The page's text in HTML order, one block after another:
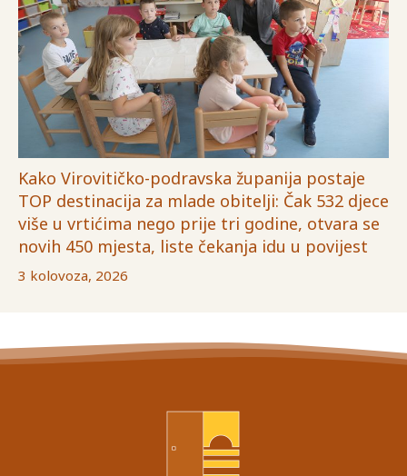
Kako Virovitičko-podravska županija postaje
TOP destinacija za mlade obitelji: Čak 532 djece
više u vrtićima nego prije tri godine, otvara se
novih 450 mjesta, liste čekanja idu u povijest
3 kolovoza, 2026